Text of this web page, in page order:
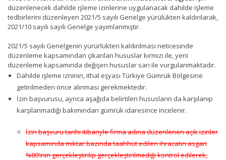
düzenlenecek dahilde işleme izinlerine uygulanacak dahilde işleme
tedbirlerini düzenleyen 2021/5 sayılı Genelge yürülükten kaldırılarak,
2021/10 sayılı sayılı Genelge yayımlanmıştır.
2021/5 sayılı Genelgenin yürürlükten kaldırılması neticesinde
düzenleme kapsamından çıkarılan hususlar kırmızı ile, yeni
düzenleme kapsamında değişen hususlar sarı ile vurgulanmaktadır.
Dahilde işleme izninin, ithal eşyası Türkiye Gümrük Bölgesine
getirilmeden önce alınması gerekmektedir.
İzin başvurusu, ayrıca aşağıda belirtilen hususların da karşılanıp
karşılanmadığı bakımından gümrük idaresince incelenir.
İzin başvuru tarihi itibariyle firma adına düzenlenen açık izinler
kapsamında miktar bazında taahhüt edilen ihracatın asgari
%80’inin gerçekleştirilip gerçekleştirilmediği kontrol edilerek,